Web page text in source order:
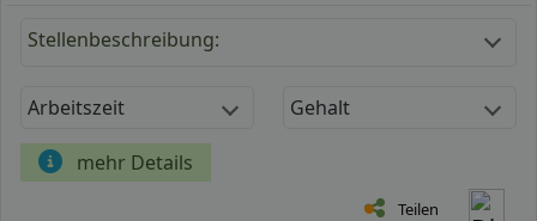
Stellenbeschreibung:
Arbeitszeit Gehalt
mehr Details
Teilen